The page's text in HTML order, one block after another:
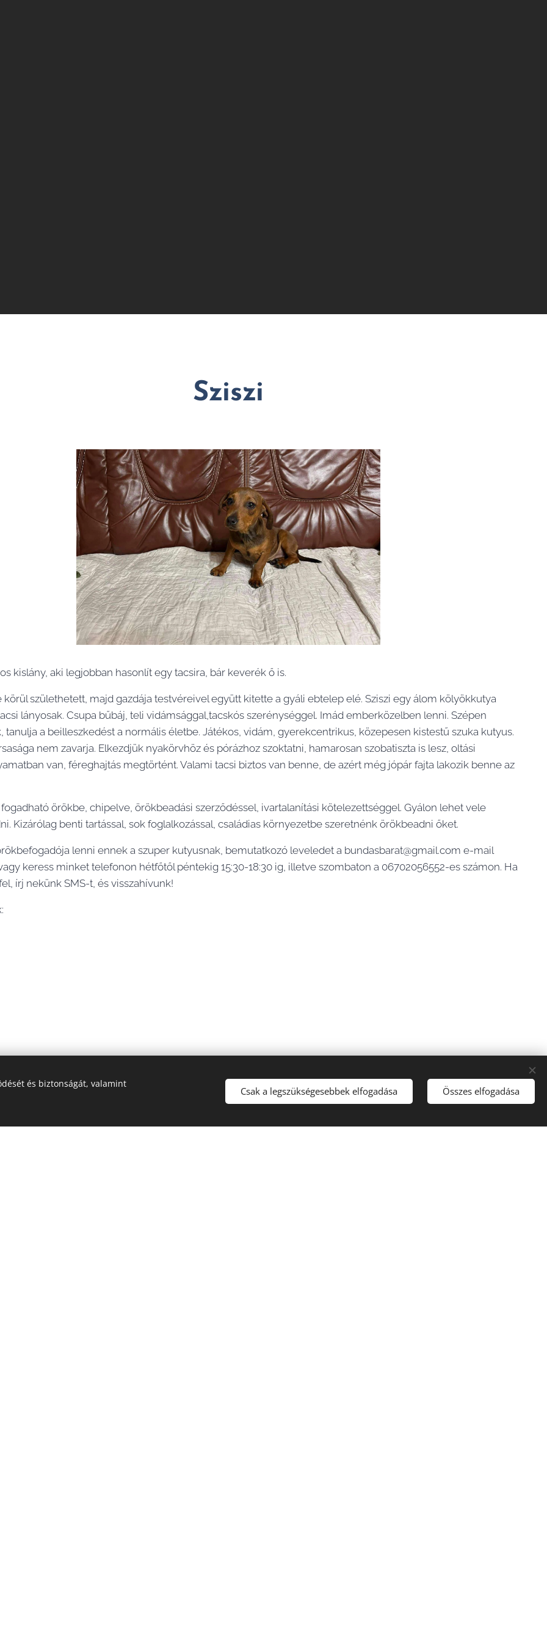
Sziszi
kislány, aki legjobban hasonlít egy tacsira, bár keverék ő is.
körül születhetett, majd gazdája testvéreivel együtt kitette a gyáli ebtelep elé. Sziszi egy álom kölyökkutya
lányosak. Csupa bűbáj, teli vidámsággal,tacskós szerénységgel. Imád emberközelben lenni. Szépen
tanulja a beilleszkedést a normális életbe. Játékos, vidám, gyerekcentrikus, közepesen kistestű szuka kutyus.
nem zavarja. Elkezdjük nyakörvhöz és pórázhoz szoktatni, hamarosan szobatiszta is lesz, oltási
van, féreghajtás megtörtént. Valami tacsi biztos van benne, de azért még jópár fajta lakozik benne az
örökbe, chipelve, örökbeadási szerződéssel, ivartalanítási kötelezettséggel. Gyálon lehet vele
Kizárólag benti tartással, sok foglalkozással, családias környezetbe szeretnénk örökbeadni őket.
lenni ennek a szuper kutyusnak, bemutatkozó leveledet a bundasbarat@gmail.com e-mail
keress minket telefonon hétfőtől péntekig 15:30-18:30 ig, illetve szombaton a 06702056552-es számon. Ha
írj nekünk SMS-t, és visszahívunk!
és biztonságát, valamint
Csak a legszükségesebbek elfogadása Összes elfogadása